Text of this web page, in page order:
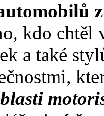
kdo chtěl
a také